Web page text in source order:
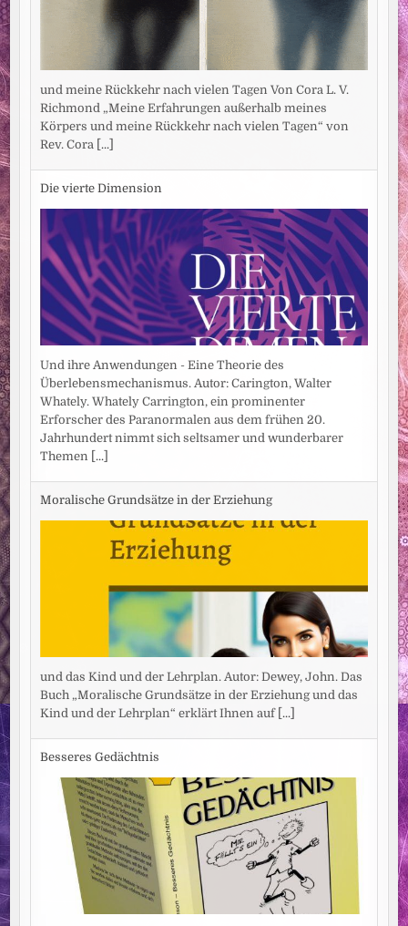
und meine Rückkehr nach vielen Tagen Von Cora L. V.
Richmond „Meine Erfahrungen außerhalb meines
Körpers und meine Rückkehr nach vielen Tagen“ von
Rev. Cora [...]
Die vierte Dimension
Und ihre Anwendungen - Eine Theorie des
Überlebensmechanismus. Autor: Carington, Walter
Whately. Whately Carrington, ein prominenter
Erforscher des Paranormalen aus dem frühen 20.
Jahrhundert nimmt sich seltsamer und wunderbarer
Themen [...]
Moralische Grundsätze in der Erziehung
und das Kind und der Lehrplan. Autor: Dewey, John. Das
Buch „Moralische Grundsätze in der Erziehung und das
Kind und der Lehrplan“ erklärt Ihnen auf [...]
Besseres Gedächtnis